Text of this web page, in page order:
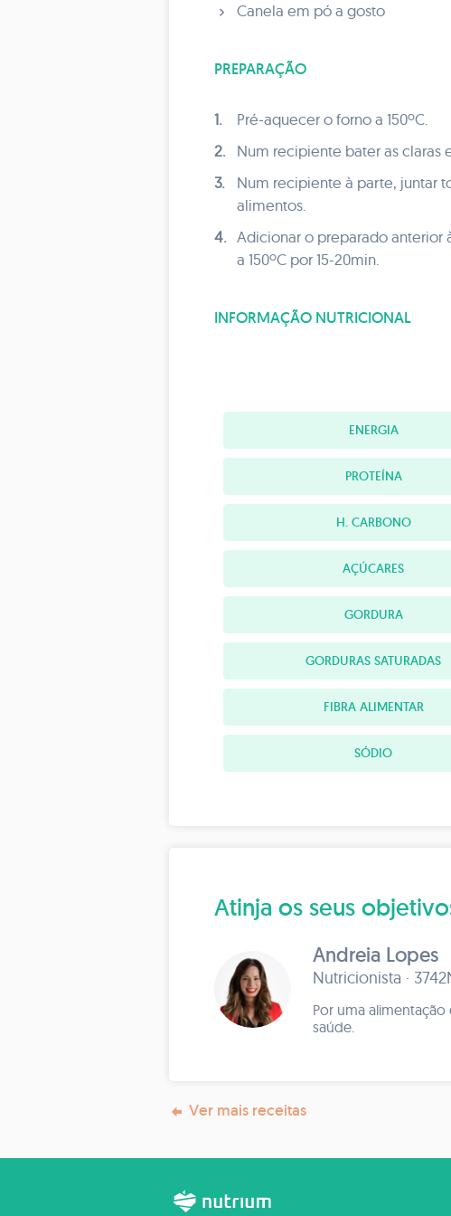
Canela em pó a gosto
PREPARAÇÃO
1.
Pré-aquecer o forno a 150ºC.
2.
Num recipiente bater as claras
3.
Num recipiente à parte, juntar
alimentos.
4. Adicionar o preparado anterior
a 150ºC por 15-20min.
INFORMAÇÃO NUTRICIONAL
ENERGIA
PROTEÍNA
H. CARBONO
AÇÚCARES
GORDURA
GORDURAS SATURADAS
FIBRA ALIMENTAR
SÓDIO
Atinja os seus
Andreia Lopes
Nutricionista ·
Por uma
saúde.
Ver mais receitas